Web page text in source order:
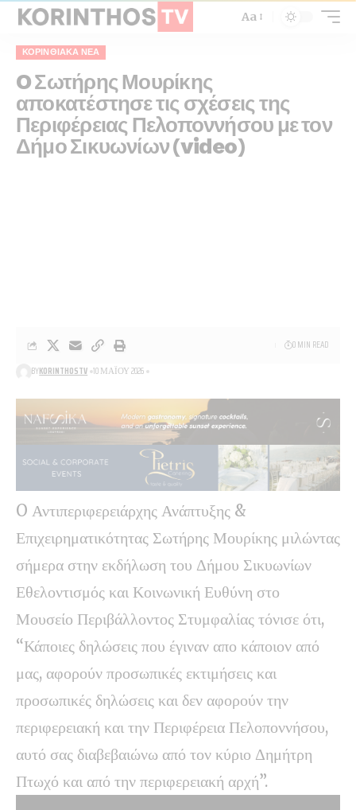
Aa
ΚΟΡΙΝΘΙΑΚΆ ΝΈΑ
O Σωτήρης Μουρίκης
αποκατέστησε τις σχέσεις της
Περιφέρειας Πελοποννήσου με τον
Δήμο Σικυωνίων (video)
BYKORINTHOSTV 10 ΜΑΪ́ΟΥ 2026
0 MIN READ
O Αντιπεριφερειάρχης Ανάπτυξης &
Επιχειρηματικότητας Σωτήρης Μουρίκης μιλώντας
σήμερα στην εκδήλωση του Δήμου Σικυωνίων
Εθελοντισμός και Κοινωνική Ευθύνη στο
Μουσείο Περιβάλλοντος Στυμφαλίας τόνισε ότι,
“Κάποιες δηλώσεις που έγιναν απο κάποιον από
μας, αφορούν προσωπικές εκτιμήσεις και
προσωπικές δηλώσεις και δεν αφορούν την
περιφερειακή και την Περιφέρεια Πελοποννήσου,
αυτό σας διαβεβαιώνω από τον κύριο Δημήτρη
Πτωχό και από την περιφερειακή αρχή”.